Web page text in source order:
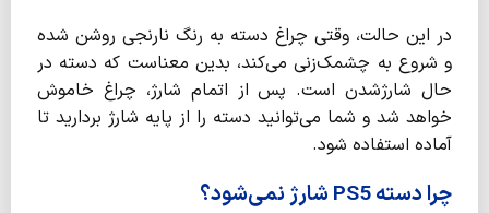
در این حالت، وقتی چراغ دسته به رنگ نارنجی روشن شده
و شروع به چشمک‌زنی می‌کند، بدین معناست که دسته در
حال شارژشدن است. پس از اتمام شارژ، چراغ خاموش
خواهد شد و شما می‌توانید دسته را از پایه شارژ بردارید تا
آماده استفاده شود.
چرا دسته PS5 شارژ نمی‌شود؟